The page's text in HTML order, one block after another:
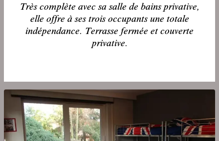
Très complète avec sa salle de bains privative,
elle offre à ses trois occupants une totale
indépendance. Terrasse fermée et couverte
privative.